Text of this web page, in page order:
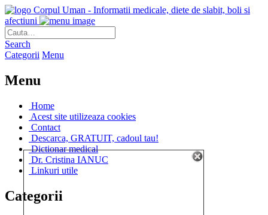
Corpul Uman - Informatii medicale, diete de slabit, boli si
afectiuni
Search
Categorii Menu
Menu
Home
Acest site utilizeaza cookies
Contact
Descarca, GRATUIT, cadoul tau!
Dictionar medical
Dr. Cristina IANUC
Linkuri utile
Categorii